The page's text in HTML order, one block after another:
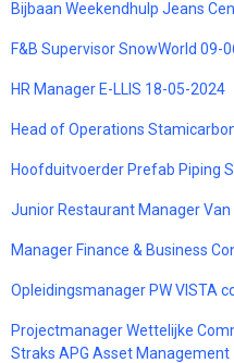
Bijbaan Weekendhulp Jeans
F&B Supervisor SnowWorld 09-
HR Manager E-LLIS 18-05-2024
Head of Operations
Hoofduitvoerder Prefab Piping
Junior Restaurant Manager
Manager Finance & Business
Opleidingsmanager PW VISTA
Projectmanager Wettelijke
Straks APG Asset